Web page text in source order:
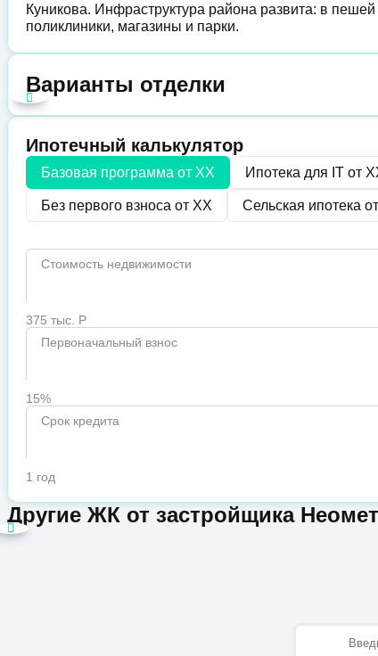
Куникова. Инфраструктура района развита: в
поликлиники, магазины и парки.
Варианты отделки
Ипотечный калькулятор
Базовая программа от XX Ипотека для IT от
Без первого взноса от XX Сельская ипотека от
Стоимость недвижимости
375 тыс. Р
Первоначальный взнос
15%
Срок кредита
1 год
Другие ЖК от застройщика